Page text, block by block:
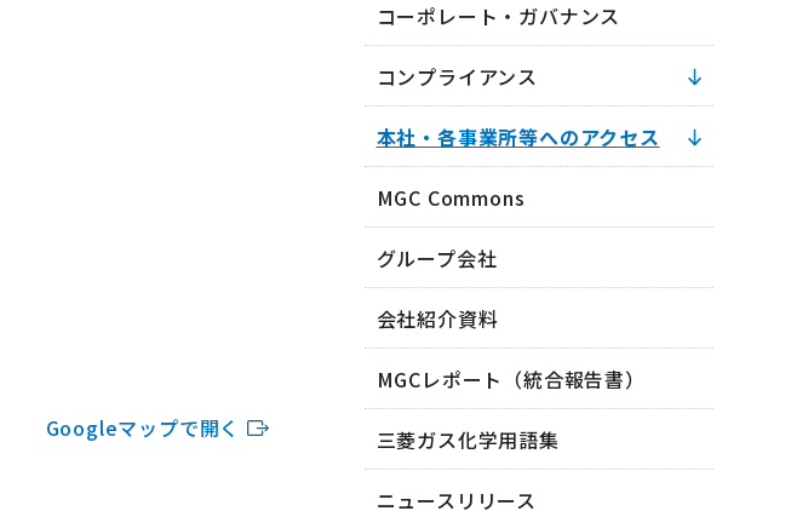
Googleマップで開く
コーポレート・ガバナンス
コンプライアンス
本社・各事業所等へのアクセス
MGC Commons
グループ会社
会社紹介資料
MGCレポート（統合報告書）
三菱ガス化学用語集
ニュースリリース